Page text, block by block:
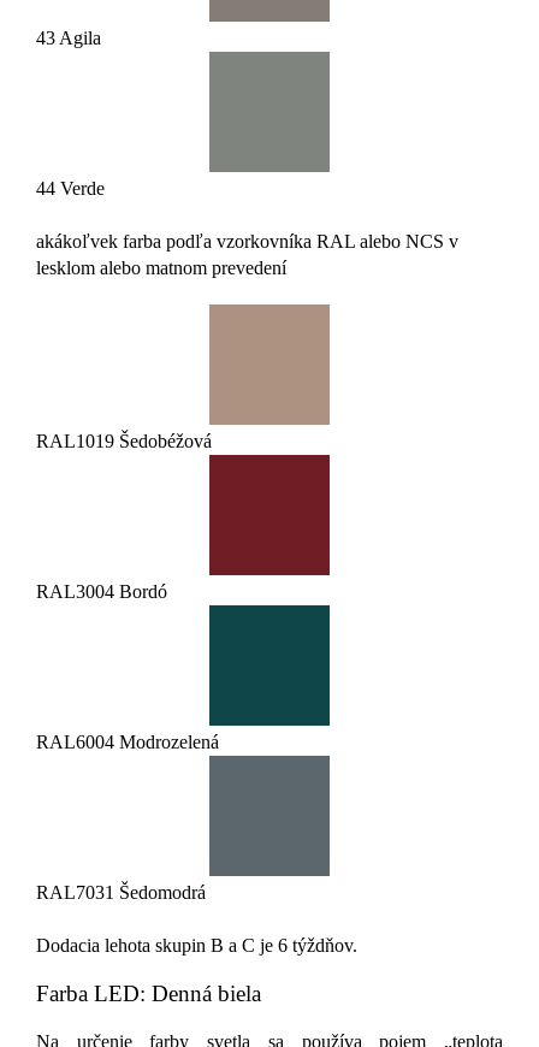
43 Agila
44 Verde
akákoľvek farba podľa vzorkovníka RAL alebo NCS v
lesklom alebo matnom prevedení
RAL1019 Šedobéžová
RAL3004 Bordó
RAL6004 Modrozelená
RAL7031 Šedomodrá
Dodacia lehota skupin B a C je 6 týždňov.
Farba LED: Denná biela
Na určenie farby svetla sa používa pojem „teplota